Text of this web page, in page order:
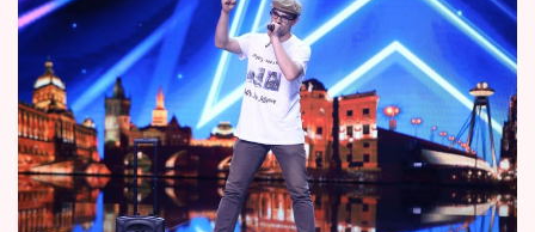
Vztahy
Seriály
Horoskopy
Sledujte prima+